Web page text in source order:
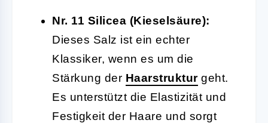
Nr. 11 Silicea (Kieselsäure):
Dieses Salz ist ein echter
Klassiker, wenn es um die
Stärkung der Haarstrukturgeht.
Es unterstützt die Elastizität und
Festigkeit der Haare und sorgt